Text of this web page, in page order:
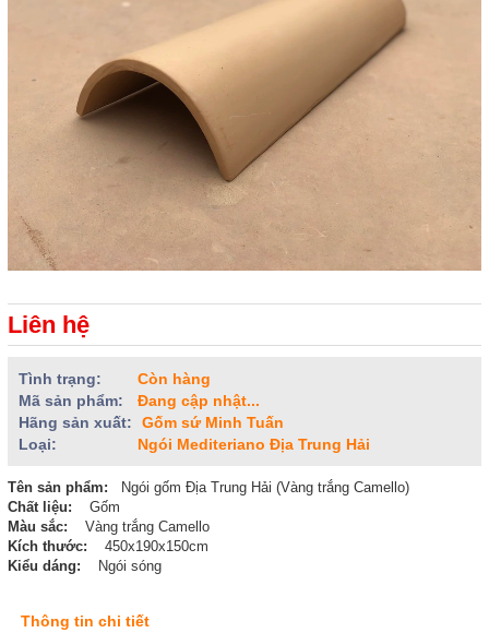
Liên hệ
Tình trạng:
Còn hàng
Mã sản phẩm:
Đang cập nhật...
Hãng sản xuất:
Gốm sứ Minh Tuấn
Loại:
Ngói Mediteriano Địa Trung Hải
Tên sản phẩm:
Ngói gốm Địa Trung Hải (Vàng trắng Camello)
Chất liệu:
Gốm
Màu sắc: Vàng trắng Camello
Kích thước:
450x190x150cm
Kiểu dáng:
Ngói sóng
Thông tin chi tiết